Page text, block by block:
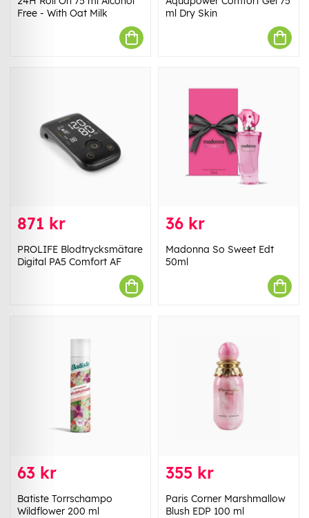
Free - With Oat Milk
ml Dry Skin
871 kr
PROLIFE Blodtrycksmätare
Digital PA5 Comfort AF
36 kr
Madonna So Sweet Edt
50ml
63 kr
Batiste Torrschampo
Wildflower 200 ml
355 kr
Paris Corner Marshmallow
Blush EDP 100 ml